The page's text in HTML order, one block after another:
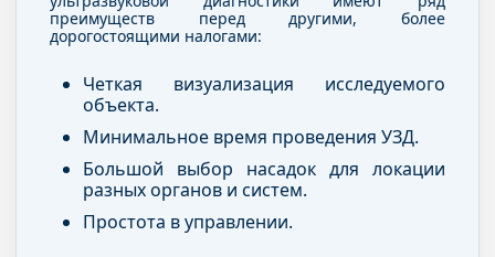
преимуществ перед другими, более
дорогостоящими налогами:
Четкая визуализация исследуемого
объекта.
Минимальное время проведения УЗД.
Большой выбор насадок для локации
разных органов и систем.
Простота в управлении.